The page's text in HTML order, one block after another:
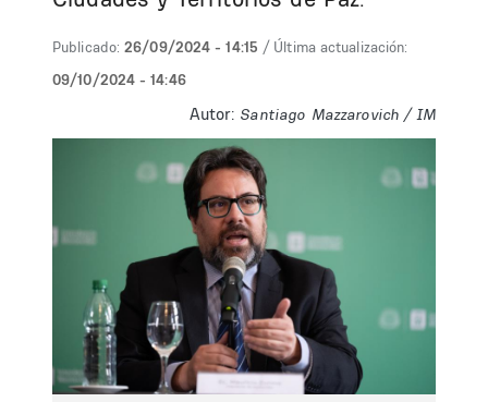
Publicado: 26/09/2024 - 14:15 / Última actualización:
09/10/2024 - 14:46
Autor: Santiago Mazzarovich / IM